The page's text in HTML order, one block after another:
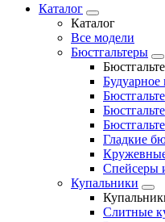
Каталог
Каталог
Все модели
Бюстгальтеры
Будуарное
Гладкие
Спейсеры
Купальники
Слитные